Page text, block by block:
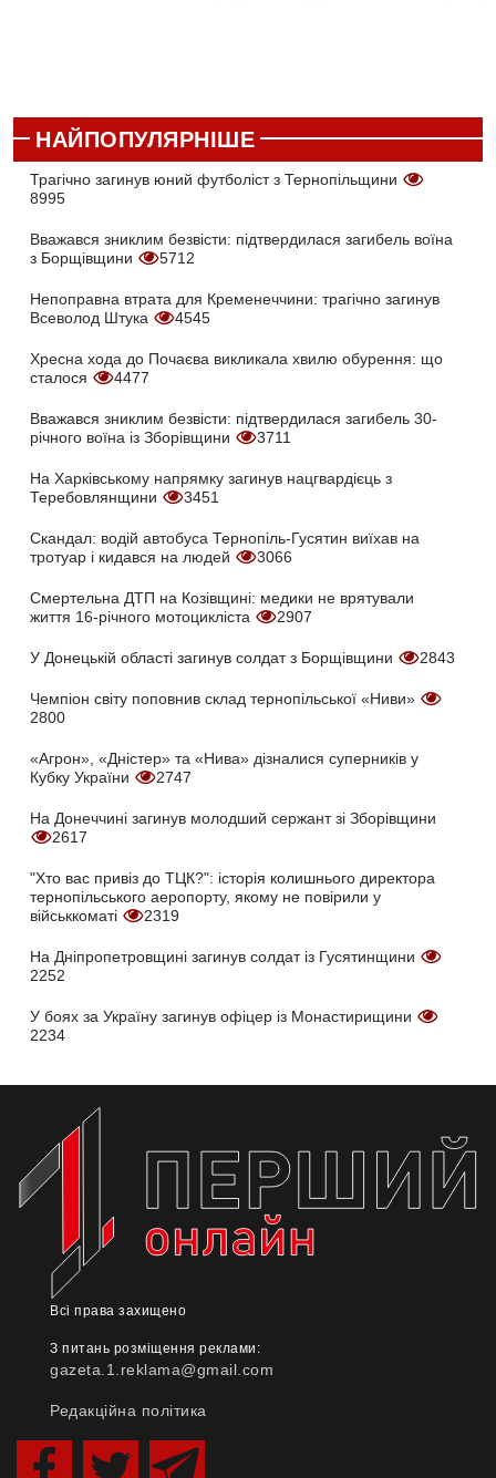
НАЙПОПУЛЯРНІШЕ
Трагічно загинув юний футболіст з Тернопільщини
8995
Вважався зниклим безвісти: підтвердилася загибель воїна
з Борщівщини
5712
Непоправна втрата для Кременеччини: трагічно загинув
Всеволод Штука
4545
Хресна хода до Почаєва викликала хвилю обурення: що
сталося
4477
Вважався зниклим безвісти: підтвердилася загибель 30-
річного воїна із Зборівщини
3711
На Харківському напрямку загинув нацгвардієць з
Теребовлянщини
3451
Скандал: водій автобуса Тернопіль-Гусятин виїхав на
тротуар і кидався на людей
3066
Смертельна ДТП на Козівщині: медики не врятували
життя 16-річного мотоцикліста
2907
У Донецькій області загинув солдат з Борщівщини 2843
Чемпіон світу поповнив склад тернопільської «Ниви»
2800
«Агрон», «Дністер» та «Нива» дізналися суперників у
Кубку України
2747
На Донеччині загинув молодший сержант зі Зборівщини
2617
"Хто вас привіз до ТЦК?": історія колишнього директора
тернопільського аеропорту, якому не повірили у
військкоматі
2319
На Дніпропетровщині загинув солдат із Гусятинщини
2252
У боях за Україну загинув офіцер із Монастирищини
2234
Всі права захищено
З питань розміщення реклами:
gazeta.1.reklama@gmail.com
Редакційна політика